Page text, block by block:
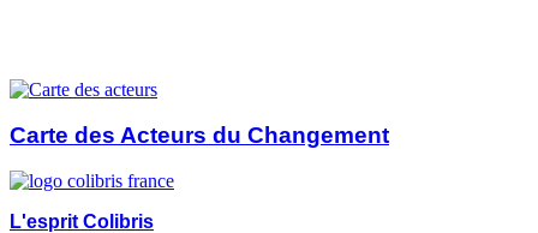
Carte des Acteurs du Changement
L'esprit Colibris